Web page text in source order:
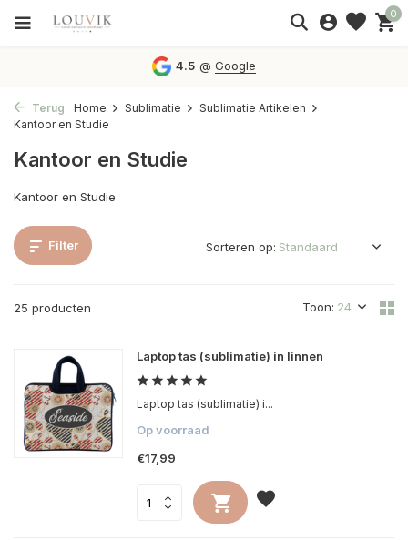
0
4.5 @Google
Terug Home Sublimatie
Sublimatie Artikelen
Kantoor en Studie
Kantoor en Studie
Kantoor en Studie
Filter
25 producten Toon:
Sorteren op:
Laptop tas (sublimatie) in linnen
Laptop tas (sublimatie) i...
Op voorraad
€17,99